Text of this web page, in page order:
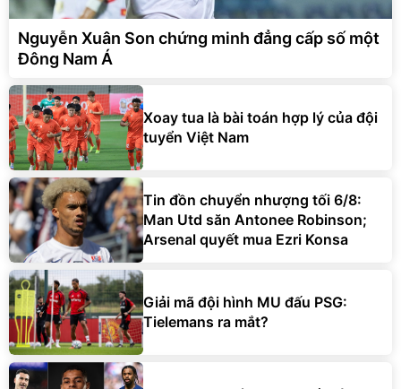
Nguyễn Xuân Son chứng minh đẳng cấp số một
Đông Nam Á
Xoay tua là bài toán hợp lý của đội
tuyển Việt Nam
Tin đồn chuyển nhượng tối 6/8:
Man Utd săn Antonee Robinson;
Arsenal quyết mua Ezri Konsa
Giải mã đội hình MU đấu PSG:
Tielemans ra mắt?